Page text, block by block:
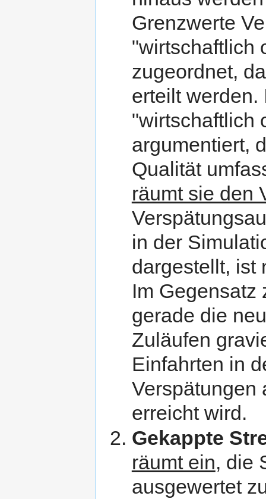
Grenzwerte
"wirtschaftlich
zugeordnet,
erteilt werden.
"wirtschaftlich
argumentiert,
Qualität
räumt sie den
in der
dargestellt, ist
Im Gegensatz
gerade die
Zuläufen
Einfahrten in
Verspätungen
erreicht wird.
Gekappte
räumt ein, die
ausgewertet